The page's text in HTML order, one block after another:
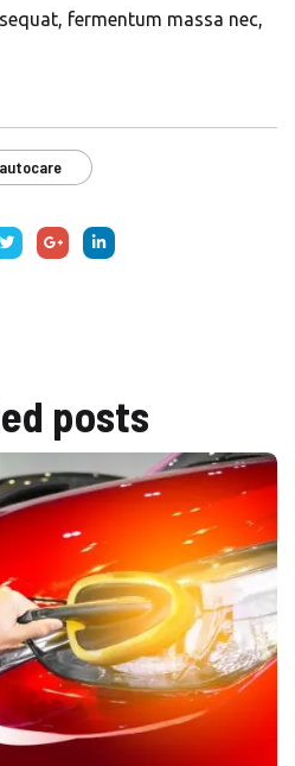
fermentum massa nec,
autocare
posts